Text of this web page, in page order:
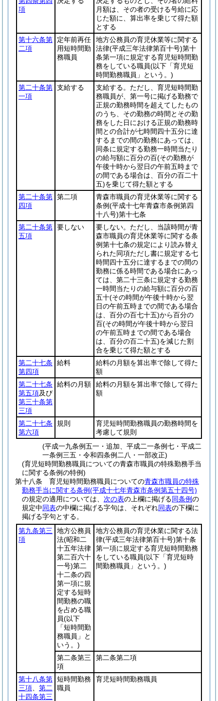
項
月額は、その者の受ける号給に応
じた額に、算出率を乗じて得た額
とする
第十六条第
二項
定年前再任
用短時間勤
務職員
地方公務員の育児休業等に関する
法律(平成三年法律第百十号)第十
条第一項に規定する育児短時間勤
務をしている職員(以下「育児短
時間勤務職員」という。)
第二十条第
一項
支給する
支給する。ただし、育児短時間勤
務職員が、第一号に掲げる勤務で
正規の勤務時間を超えてしたもの
のうち、その勤務の時間とその勤
務をした日における正規の勤務時
間との合計が七時間四十五分に達
するまでの間の勤務にあっては、
同条に規定する勤務一時間当たり
の給与額に百分の百(その勤務が
午後十時から翌日の午前五時まで
の間である場合は、百分の百二十
五)を乗じて得た額とする
第二十条第
四項
第二項
青森市職員の育児休業等に関する
条例(平成十七年青森市条例第四
十八号)第十七条
第二十条第
五項
要しない
要しない。ただし、当該時間が青
森市職員の育児休業等に関する条
例第十七条の規定により読み替え
られた同項ただし書に規定する七
時間四十五分に達するまでの間の
勤務に係る時間である場合にあっ
ては、第二十三条に規定する勤務
一時間当たりの給与額に百分の百
五十(その時間が午後十時から翌
日の午前五時までの間である場合
は、百分の百七十五)から百分の
百(その時間が午後十時から翌日
の午前五時までの間である場合
は、百分の百二十五)を減じた割
合を乗じて得た額とする
第二十七条
第四項
給料
給料の月額を算出率で除して得た
額
第二十七条
第五項及び
第三十条第
三項
給料の月額
給料の月額を算出率で除して得た
額
第二十七条
第六項
規則
育児短時間勤務職員の勤務時間を
考慮して規則
(平成一九条例五一・追加、平成二一条例七・平成二
一条例三五・令和四条例二八・一部改正)
(育児短時間勤務職員についての青森市職員の特殊勤務手当
に関する条例の特例)
第十八条
育児短時間勤務職員についての青森市職員の特殊
勤務手当に関する条例(平成十七年青森市条例第五十四号)
の規定の適用については、 次の表の上欄に掲げる同条例の
規定中同表の中欄に掲げる字句は、それぞれ同表の下欄に
掲げる字句とする。
第九条第三
項
地方公務員
法(昭和二
十五年法律
第二百六十
一号)第二
十二条の四
第一項に規
定する短時
間勤務の職
を占める職
員(以下
「短時間勤
務職員」と
いう。)
地方公務員の育児休業に関する法
律(平成三年法律第百十号)第十条
第一項に規定する育児短時間勤務
をしている職員(以下「育児短時
間勤務職員」という。)
第二条第三
項
第二条第二項
第十八条第
三項
第二
十四条第三
短時間勤務
職員
育児短時間勤務職員